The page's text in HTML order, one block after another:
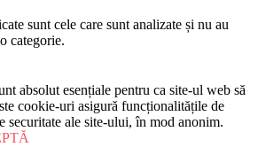
sunt cele care sunt analizate și nu au
categorie.
absolut esențiale pentru ca site-ul web să
cookie-uri asigură funcționalitățile de
securitate ale site-ului, în mod anonim.